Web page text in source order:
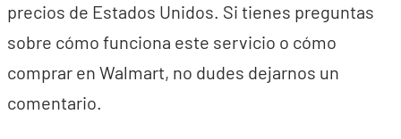
precios de Estados Unidos. Si tienes preguntas
sobre cómo funciona este servicio o cómo
comprar en Walmart, no dudes dejarnos un
comentario.